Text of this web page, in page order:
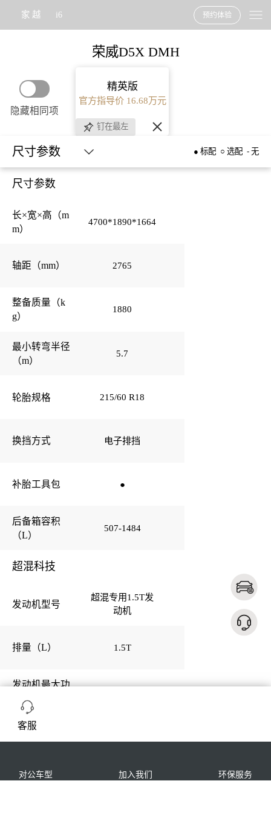
家 越 i6 预约体验
荣威D5X DMH
隐藏相同项
尺寸参数 ● 标配 ○ 选配 - 无
尺寸参数
超混科技
优雅力量美学设计
智能安全守护
内饰配色
尺寸参数
长×宽×高（m
m）
4700*1890*1664
轴距（mm） 2765
整备质量（k
g）
1880
最小转弯半径
（m）
5.7
轮胎规格 215/60 R18
换挡方式 电子排挡
补胎工具包 ●
后备箱容积
（L）
507-1484
超混科技
发动机型号
超混专用1.5T发
动机
排量（L） 1.5T
发动机最大功
率（kW）
发动机最大扭
矩（N·m）
油箱容积
55
精英版
官方指导价 16.68万元
钉在最左
4700*1890*1664
2765
1880
5.7
215/60 R18
电子排挡
●
507-1484
超混专用1.5T发
动机
1.5T
55
立即订购
客服
对公车型 加入我们 环保服务